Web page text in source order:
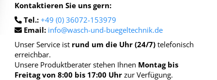
Kontaktieren Sie uns gern:
Tel.: +49 (0) 36072-153979
Email: info@wasch-und-buegeltechnik.de
Unser Service ist rund um die Uhr (24/7) telefonisch
erreichbar.
Unsere Produktberater stehen Ihnen Montag bis
Freitag von 8:00 bis 17:00 Uhr zur Verfügung.